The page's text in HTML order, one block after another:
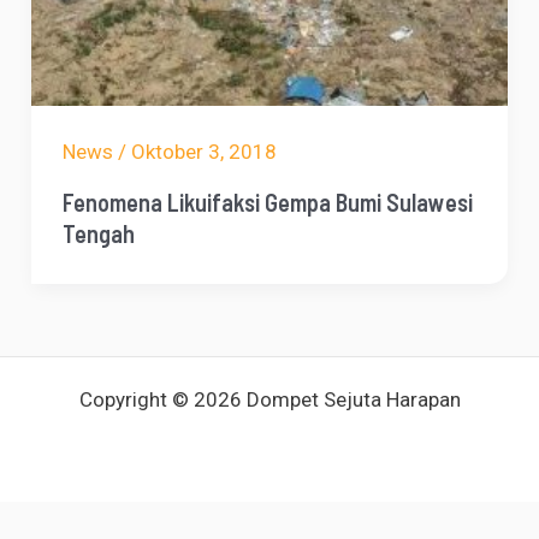
News / Oktober 3, 2018
Fenomena Likuifaksi Gempa Bumi Sulawesi
Tengah
Copyright © 2026 Dompet Sejuta Harapan